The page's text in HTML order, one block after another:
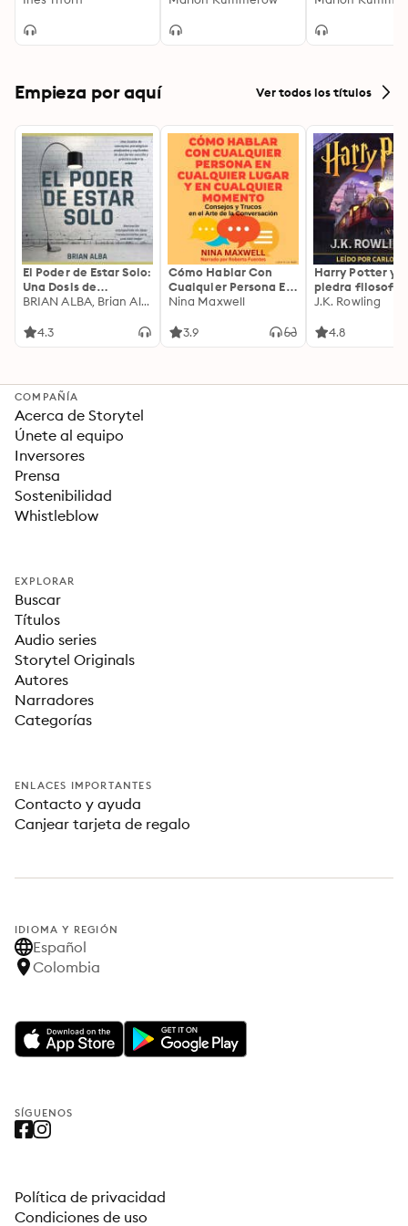
Empieza por aquí Ver todos los títulos
El Poder de Estar Solo:
Una Dosis de
Motivación
Ideas Revolucionarias
BRIAN ALBA, Brian Alba
4.3
Cómo Hablar Con
Cualquier Persona En
Cualquier Lugar Y En
Nina Maxwell
3.9
Harry Potter y
piedra filosofal
J.K. Rowling
4.8
COMPAÑÍA
Acerca de Storytel
Únete al equipo
Inversores
Prensa
Sostenibilidad
Whistleblow
EXPLORAR
Buscar
Títulos
Audio series
Storytel Originals
Autores
Narradores
Categorías
ENLACES IMPORTANTES
Contacto y ayuda
Canjear tarjeta de regalo
IDIOMA Y REGIÓN
Español
Colombia
SÍGUENOS
Política de privacidad
Condiciones de uso